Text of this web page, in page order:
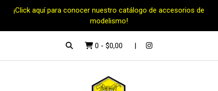
¡Click aquí para conocer nuestro catálogo de accesorios de
modelismo!
0 - $0,00